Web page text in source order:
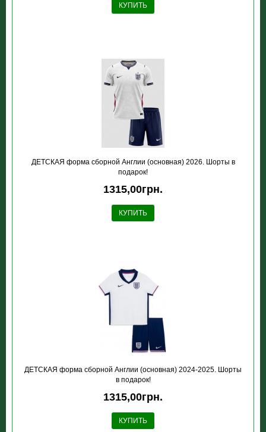
КУПИТЬ
ДЕТСКАЯ форма сборной Англии (основная) 2026. Шорты в
подарок!
1315,00грн.
КУПИТЬ
ДЕТСКАЯ форма сборной Англии (основная) 2024-2025. Шорты
в подарок!
1315,00грн.
КУПИТЬ